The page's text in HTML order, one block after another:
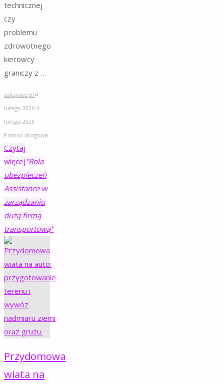
technicznej
czy
problemu
zdrowotnego
kierowcy
graniczy z …
askspace.pl 4
lutego 2026 4
lutego 2026
Pomoc drogowa
Czytaj
więcej "Rola
ubezpieczeń
Assistance w
zarządzaniu
dużą firmą
transportową"
Przydomowa
wiata na